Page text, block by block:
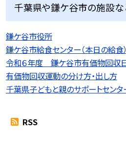
千葉県や鎌ケ谷市の施設
鎌ケ谷市役所
鎌ケ谷市給食センター（本日の給食）
令和６年度 鎌ケ谷市有価物回収
有価物回収運動の分け方・出し方
千葉県子どもと親のサポートセンタ
RSS